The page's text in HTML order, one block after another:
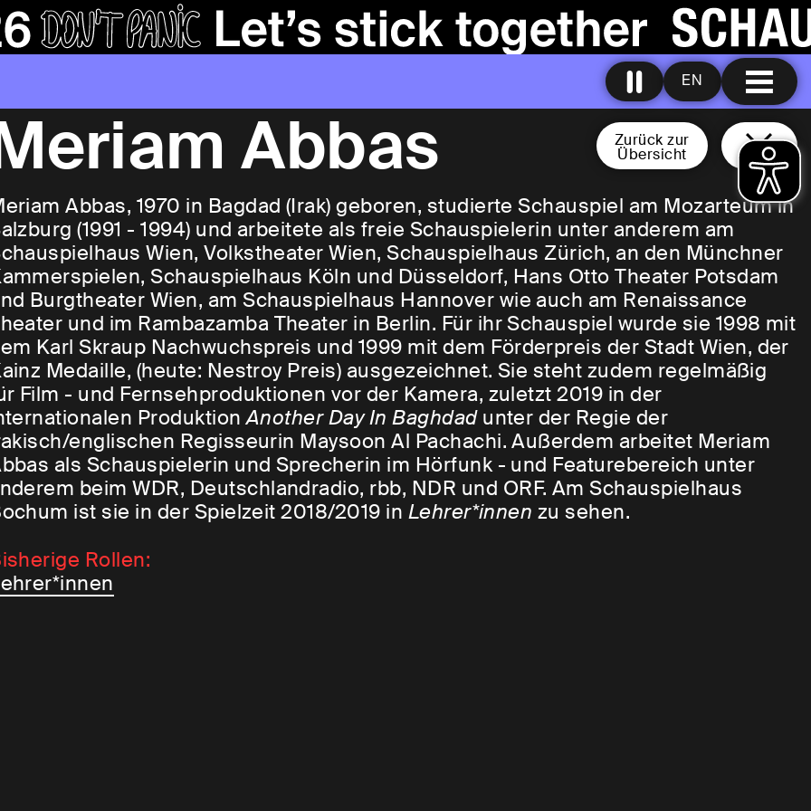
EN
Zurück zur
Übersicht
Abbas
Abbas, 1970 in Bagdad (Irak) geboren, studierte Schauspiel am Mozarteum in
(1991 - 1994) und arbeitete als freie Schauspielerin unter anderem am
Wien, Volkstheater Wien, Schauspielhaus Zürich, an den Münchner
Schauspielhaus Köln und Düsseldorf, Hans Otto Theater Potsdam
Burgtheater Wien, am Schauspielhaus Hannover wie auch am Renaissance
und im Rambazamba Theater in Berlin. Für ihr Schauspiel wurde sie 1998 mit
Karl Skraup Nachwuchspreis und 1999 mit dem Förderpreis der Stadt Wien, der
Medaille, (heute: Nestroy Preis) ausgezeichnet. Sie steht zudem regelmäßig
Film - und Fernsehproduktionen vor der Kamera, zuletzt 2019 in der
ProduktionAnother Day In Baghdadunter der Regie der
englischen Regisseurin Maysoon Al Pachachi. Außerdem arbeitet Meriam
als Schauspielerin und Sprecherin im Hörfunk - und Featurebereich unter
beim WDR, Deutschlandradio, rbb, NDR und ORF. Am Schauspielhaus
ist sie in der Spielzeit 2018/2019 in Lehrer*innen zu sehen.
Rollen: